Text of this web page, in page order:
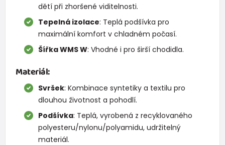
dětí při zhoršené viditelnosti.
Tepelná izolace: Teplá podšívka pro
maximální komfort v chladném počasí.
Šířka WMS W: Vhodné i pro širší chodidla.
Materiál:
Svršek: Kombinace syntetiky a textilu pro
dlouhou životnost a pohodlí.
Podšívka: Teplá, vyrobená z recyklovaného
polyesteru/nylonu/polyamidu, udržitelný
materiál.